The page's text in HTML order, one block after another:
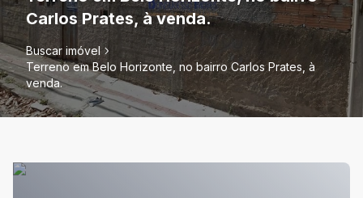
Carlos Prates, à venda.
Buscar imóvel
Terreno em Belo Horizonte, no bairro Carlos Prates, à
venda.